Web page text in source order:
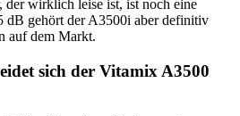
der wirklich leise ist, ist noch eine
dB gehört der A3500i aber definitiv
auf dem Markt.
sich der Vitamix A3500